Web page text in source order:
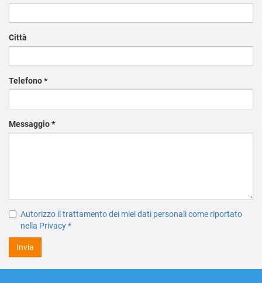
Città
Telefono*
Messaggio*
Autorizzo il trattamento dei miei dati personali come riportato
nella Privacy*
Invia